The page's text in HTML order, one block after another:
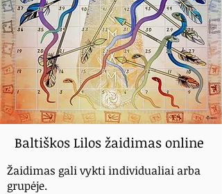
Baltiškos Lilos žaidimas online
Žaidimas gali vykti individualiai arba
grupėje.